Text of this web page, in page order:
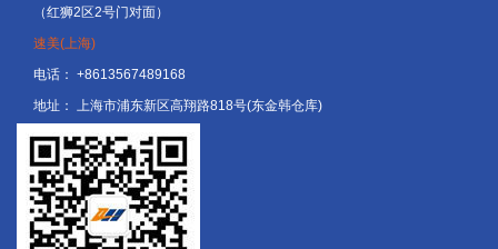
（红狮2区2号门对面）
速美(上海)
电话： +8613567489168
地址： 上海市浦东新区高翔路818号(东金韩仓库)